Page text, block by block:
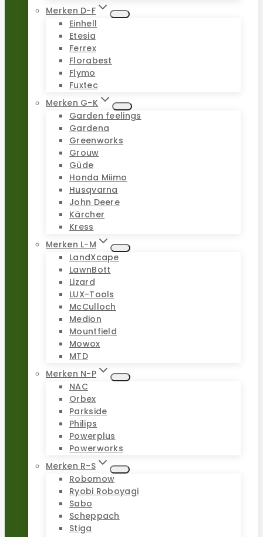
Merken D-F
Einhell
Etesia
Ferrex
Florabest
Flymo
Fuxtec
Merken G-K
Garden feelings
Gardena
Greenworks
Grouw
Güde
Honda Miimo
Husqvarna
John Deere
Kärcher
Kress
Merken L-M
LandXcape
LawnBott
Lizard
LUX-Tools
McCulloch
Medion
Mountfield
Mowox
MTD
Merken N-P
NAC
Orbex
Parkside
Philips
Powerplus
Powerworks
Merken R-S
Robomow
Ryobi Roboyagi
Sabo
Scheppach
Stiga